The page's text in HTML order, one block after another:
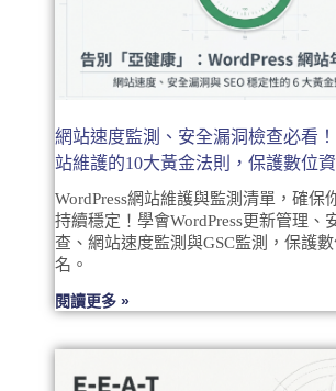
網站速度監測、安全漏洞檢查必看！
站維護的10大黃金法則，保護數位資
WordPress網站維護與監測清單，確保
持續穩定！學會WordPress更新管理、
查、網站速度監測與GSC監測，保護
名。
閱讀更多 »